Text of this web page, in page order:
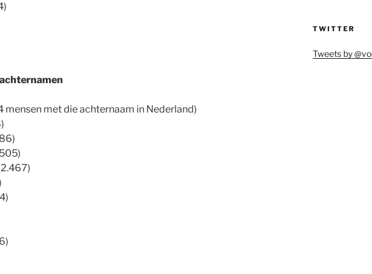
mensen met die achternaam in Nederland)
TWITTER
Tweets by